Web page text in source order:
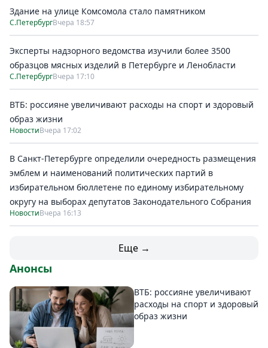
Здание на улице Комсомола стало памятником
С.ПетербургВчера 18:57
Эксперты надзорного ведомства изучили более 3500
образцов мясных изделий в Петербурге и Ленобласти
С.ПетербургВчера 17:10
ВТБ: россияне увеличивают расходы на спорт и здоровый
образ жизни
НовостиВчера 17:02
В Санкт-Петербурге определили очередность размещения
эмблем и наименований политических партий в
избирательном бюллетене по единому избирательному
округу на выборах депутатов Законодательного Собрания
НовостиВчера 16:13
Еще →
Анонсы
ВТБ: россияне увеличивают
расходы на спорт и здоровый
образ жизни